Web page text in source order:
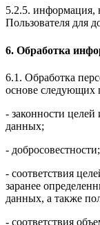
5.2.5. информация,
Пользователя для
6. Обработка
6.1. Обработка
основе следующих
- законности
данных;
- добросовестности;
- соответствия
заранее
данных, а также
- соответствия